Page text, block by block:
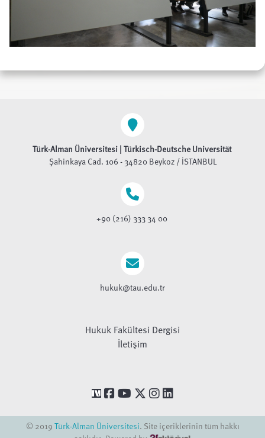
Türk-Alman Üniversitesi | Türkisch-Deutsche Universität
Şahinkaya Cad. 106 - 34820 Beykoz / İSTANBUL
+90 (216) 333 34 00
hukuk@tau.edu.tr
Hukuk Fakültesi Dergisi
İletişim
© 2019Türk-Alman Üniversitesi. Site içeriklerinin tüm hakkı